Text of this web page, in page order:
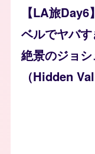
【LA旅
ベルでヤバ
絶景のジョ
（Hidden